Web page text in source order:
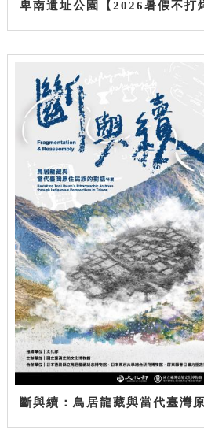
卑南遺址公園【2026暑假不打
斷與續：鳥居龍藏與當代臺灣